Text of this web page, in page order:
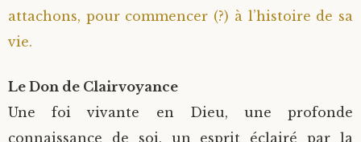
attachons, pour commencer (?) à l’histoire de sa
vie.
Le Don de Clairvoyance
Une foi vivante en Dieu, une profonde
connaissance de soi, un esprit éclairé par la